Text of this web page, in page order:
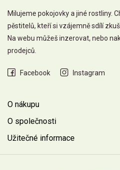
Milujeme pokojovky a jiné rostliny.
pěstitelů, kteří si vzájemně sdílí
Na webu můžeš inzerovat, nebo
prodejců.
Facebook Instagram
O nákupu
O společnosti
Užitečné informace